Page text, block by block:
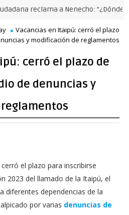
a Nenecho: "¿Dónde están las
Vacancias en Itaipú: cerró el plazo
y modificación de reglamentos
cerró el plazo de
de denuncias y
cerró el plazo para inscribirse
2023 del llamado de la Itaipú, el
diferentes dependencias de la
por varias denuncias de